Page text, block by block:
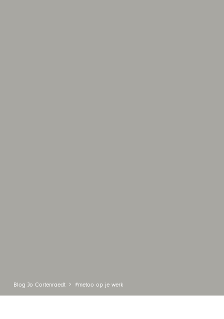
Blog Jo Cortenraedt #metoo op je werk